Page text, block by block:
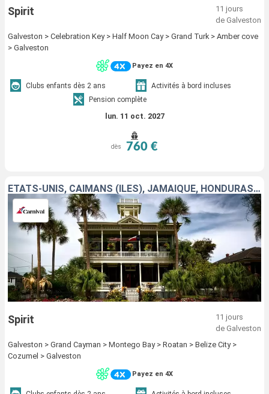
Spirit
11 jours
de Galveston
Galveston > Celebration Key > Half Moon Cay > Grand Turk > Amber cove
> Galveston
Payez en 4X
Clubs enfants dès 2 ans
Activités à bord incluses
Pension complète
lun. 11 oct. 2027
dès 760 €
ÉTATS-UNIS, CAÏMANS (ÎLES), JAMAÏQUE, HONDURAS, BELIZE, MEXIQUE
Spirit
11 jours
de Galveston
Galveston > Grand Cayman > Montego Bay > Roatan > Belize City >
Cozumel > Galveston
Payez en 4X